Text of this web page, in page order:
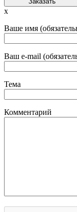
x
Ваше имя
Ваш e-mail
Тема
Комментарий